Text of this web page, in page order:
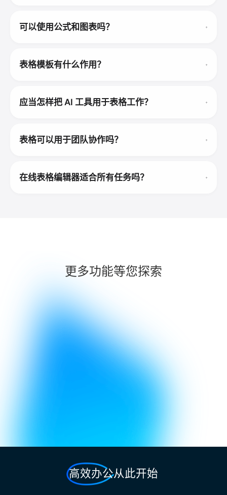
可以使用公式和图表吗？
表格模板有什么作用？
应当怎样把 AI 工具用于表格工作？
表格可以用于团队协作吗？
在线表格编辑器适合所有任务吗？
更多功能等您探索
高效办公从此开始